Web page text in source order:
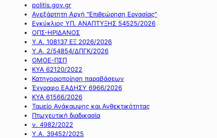
politis.gov.gr
Ανεξάρτητη Αρχή "Επιθεώρηση Εργασίας"
Εγκύκλιος ΥΠ. ΑΝΑΠΤΥΞΗΣ 54525/2026
ΟΠΣ-ΗΡΙΔΑΝΟΣ
Υ.Α. 108137 ΕΞ 2026/2026
Υ.Α. 2/54854/ΔΠΓΚ/2026
ΟΜΟΕ-ΠΣΠ
ΚΥΑ 62120/2022
Κατηγοριοποίηση παραβάσεων
Έγγραφο ΕΑΔΗΣΥ 6966/2026
ΚΥΑ 61566/2026
Ταμείο Ανάκαμψης και Ανθεκτικότητας
Πτωχευτική διαδικασία
ν. 4982/2022
Υ.Α. 39452/2025